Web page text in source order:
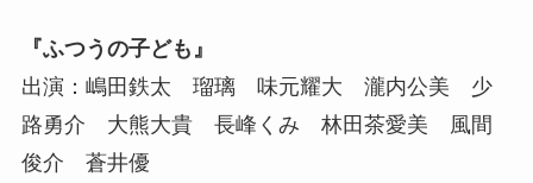
『ふつうの子ども』
出演：嶋田鉄太 瑠璃 味元耀大 瀧内公美 少
路勇介 大熊大貴 長峰くみ 林田茶愛美 風間
俊介 蒼井優